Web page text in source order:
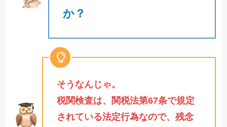
か？
そうなんじゃ。
税関検査は、関税法第67条で規定
されている法定行為なので、残念